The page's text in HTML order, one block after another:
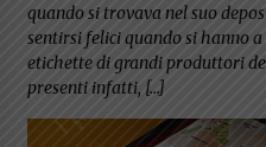
quando si trovava nel suo
sentirsi felici quando si hanno
etichette di grandi
presenti infatti, […]